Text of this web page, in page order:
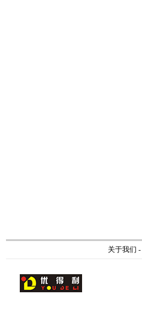
关于我们 -